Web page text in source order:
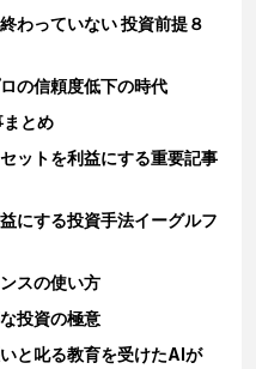
わっていない 投資前提８
の信頼度低下の時代
とめ
ットを利益にする重要記事
にする投資手法イーグルフ
スの使い方
投資の極意
と叱る教育を受けたAIが